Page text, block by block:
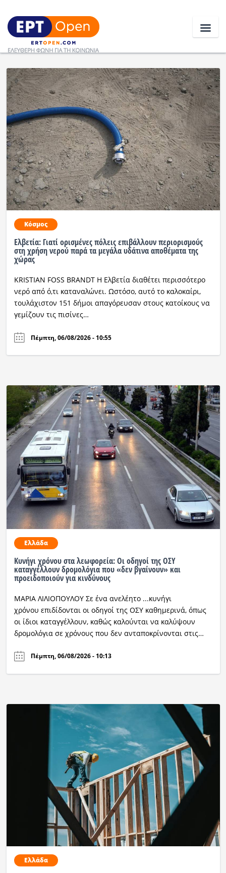
Ειδήσεις
Ελλάδα
Κοινωνία
Πολιτική
Οικονομία
Αθλητικά
Ραδιόφωνο LIVE
Εκπομπές
Πολιτισμός
Κόσμος
Ελβετία: Γιατί ορισμένες πόλεις επιβάλλουν περιορισμούς
στη χρήση νερού παρά τα μεγάλα υδάτινα αποθέματα της
χώρας
KRISTIAN FOSS BRANDT Η Ελβετία διαθέτει περισσότερο
νερό από ό,τι καταναλώνει. Ωστόσο, αυτό το καλοκαίρι,
τουλάχιστον 151 δήμοι απαγόρευσαν στους κατοίκους να
γεμίζουν τις πισίνες…
Πέμπτη, 06/08/2026 - 10:55
Ελλάδα
Κυνήγι χρόνου στα λεωφορεία: Οι οδηγοί της ΟΣΥ
καταγγέλλουν δρομολόγια που «δεν βγαίνουν» και
προειδοποιούν για κινδύνους
ΜΑΡΙΑ ΛΙΛΙΟΠΟΥΛΟΥ Σε ένα ανελέητο ...κυνήγι
χρόνου επιδίδονται οι οδηγοί της ΟΣΥ καθημερινά, όπως
οι ίδιοι καταγγέλλουν, καθώς καλούνται να καλύψουν
δρομολόγια σε χρόνους που δεν ανταποκρίνονται στις…
Πέμπτη, 06/08/2026 - 10:13
Ελλάδα